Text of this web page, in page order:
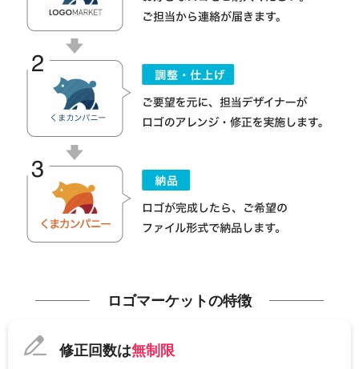
ロゴマーケットの特徴
修正回数は無制限